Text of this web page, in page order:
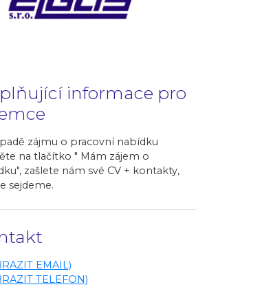
informace pro
zájmu o pracovní nabídku
na tlačítko " Mám zájem o
zašlete nám své CV + kontakty,
sejdeme.
EMAIL)
TELEFON)